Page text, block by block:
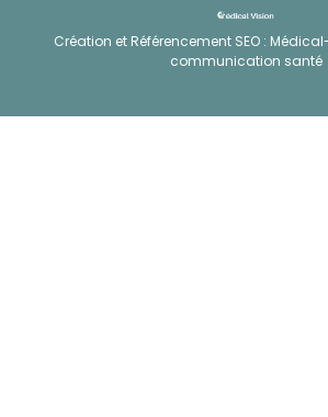
Création et Référencement SEO :
communication santé